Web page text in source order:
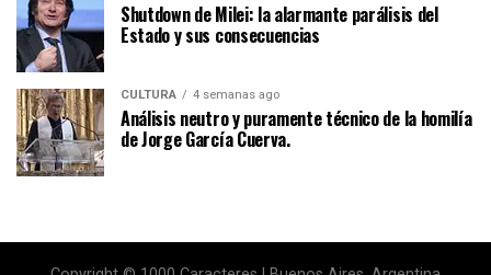
Shutdown de Milei: la alarmante parálisis del
Estado y sus consecuencias
CULTURA 4 semanas ago
Análisis neutro y puramente técnico de la homilía
de Jorge García Cuerva.